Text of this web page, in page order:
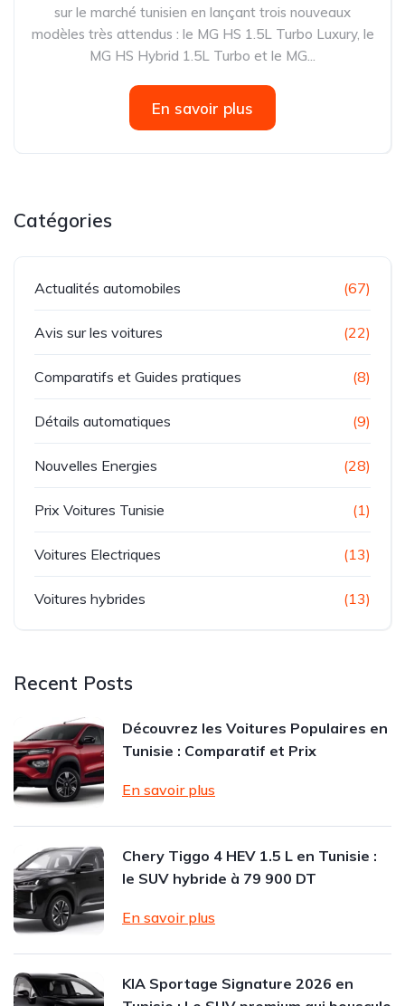
sur le marché tunisien en lançant trois nouveaux
modèles très attendus : le MG HS 1.5L Turbo Luxury, le
MG HS Hybrid 1.5L Turbo et le MG...
En savoir plus
Catégories
Actualités automobiles (67)
Avis sur les voitures (22)
Comparatifs et Guides pratiques (8)
Détails automatiques (9)
Nouvelles Energies (28)
Prix Voitures Tunisie (1)
Voitures Electriques (13)
Voitures hybrides (13)
Recent Posts
Découvrez les Voitures Populaires en
Tunisie : Comparatif et Prix
En savoir plus
Chery Tiggo 4 HEV 1.5 L en Tunisie :
le SUV hybride à 79 900 DT
En savoir plus
KIA Sportage Signature 2026 en